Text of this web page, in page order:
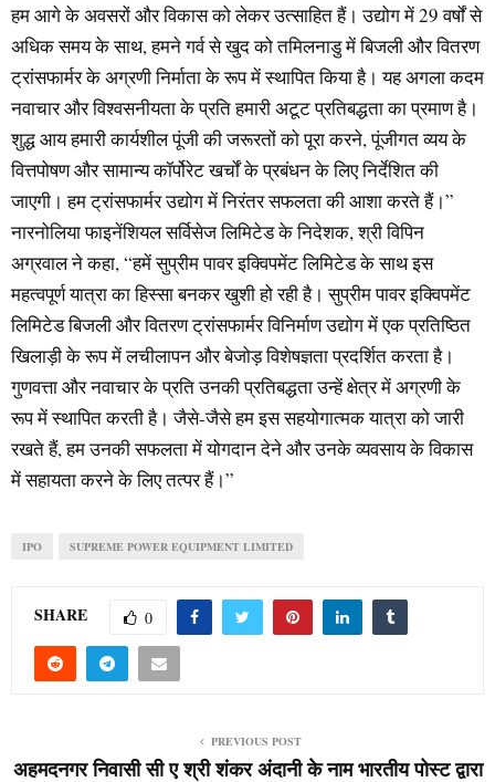
हम आगे के अवसरों और विकास को लेकर उत्साहित हैं। उद्योग में 29 वर्षों से
अधिक समय के साथ, हमने गर्व से खुद को तमिलनाडु में बिजली और वितरण
ट्रांसफार्मर के अग्रणी निर्माता के रूप में स्थापित किया है। यह अगला कदम
नवाचार और विश्वसनीयता के प्रति हमारी अटूट प्रतिबद्धता का प्रमाण है।
शुद्ध आय हमारी कार्यशील पूंजी की जरूरतों को पूरा करने, पूंजीगत व्यय के
वित्तपोषण और सामान्य कॉर्पोरेट खर्चों के प्रबंधन के लिए निर्देशित की
जाएगी। हम ट्रांसफार्मर उद्योग में निरंतर सफलता की आशा करते हैं।”
नारनोलिया फाइनेंशियल सर्विसेज लिमिटेड के निदेशक, श्री विपिन
अग्रवाल ने कहा, “हमें सुप्रीम पावर इक्विपमेंट लिमिटेड के साथ इस
महत्वपूर्ण यात्रा का हिस्सा बनकर खुशी हो रही है। सुप्रीम पावर इक्विपमेंट
लिमिटेड बिजली और वितरण ट्रांसफार्मर विनिर्माण उद्योग में एक प्रतिष्ठित
खिलाड़ी के रूप में लचीलापन और बेजोड़ विशेषज्ञता प्रदर्शित करता है।
गुणवत्ता और नवाचार के प्रति उनकी प्रतिबद्धता उन्हें क्षेत्र में अग्रणी के
रूप में स्थापित करती है। जैसे-जैसे हम इस सहयोगात्मक यात्रा को जारी
रखते हैं, हम उनकी सफलता में योगदान देने और उनके व्यवसाय के विकास
में सहायता करने के लिए तत्पर हैं।”
IPO SUPREME POWER EQUIPMENT LIMITED
SHARE 0
PREVIOUS POST
अहमदनगर निवासी सी ए श्री शंकर अंदानी के नाम भारतीय पोस्ट द्वारा